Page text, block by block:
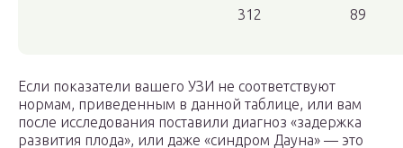
312 89
Если показатели вашего УЗИ не соответствуют
нормам, приведенным в данной таблице, или вам
после исследования поставили диагноз «задержка
развития плода», или даже «синдром Дауна» — это